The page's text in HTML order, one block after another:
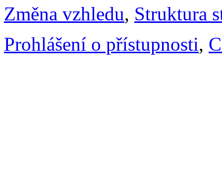
Změna vzhledu, Struktura
Prohlášení o přístupnosti,